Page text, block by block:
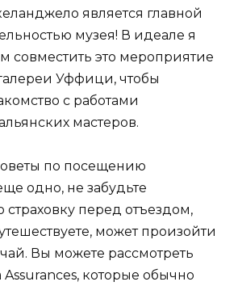
является главной
музея! В идеале я
совместить это мероприятие
Уффици, чтобы
с работами
мастеров.
по посещению
одно, не забудьте
страховку перед отъездом,
может произойти
Вы можете рассмотреть
Assurances, которые обычно